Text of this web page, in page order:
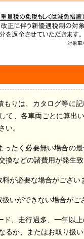
りは、カタログ等に
て、各車両ごとに算出
い。
たく必要無い場合の
などの諸費用が発生
が必要な場合がござい
いができない場合がご
、走行過多、一年以
るか、またはお取り扱